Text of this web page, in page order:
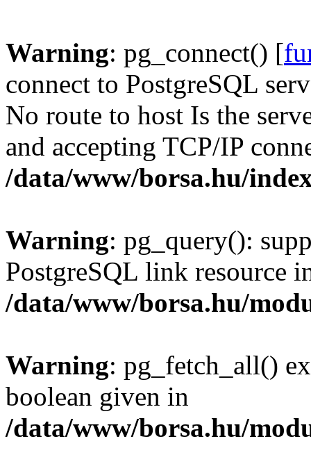
Warning: pg_connect() [
connect to PostgreSQL
No route to host Is the
and accepting TCP/IP
/data/www/borsa.hu/
Warning: pg_query():
PostgreSQL link resource
/data/www/borsa.hu/
Warning: pg_fetch_all()
boolean given in
/data/www/borsa.hu/